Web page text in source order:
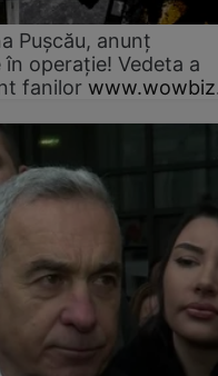
Pușcău, anunț
operație! Vedeta a
fanilor